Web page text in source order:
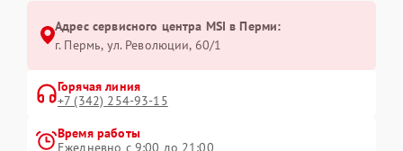
Адрес сервисного центра MSI в Перми:
г. Пермь, ул. ​Революции, 60/1
Горячая линия
+7 (342) 254-93-15
Время работы
Ежедневно с 9:00 до 21:00